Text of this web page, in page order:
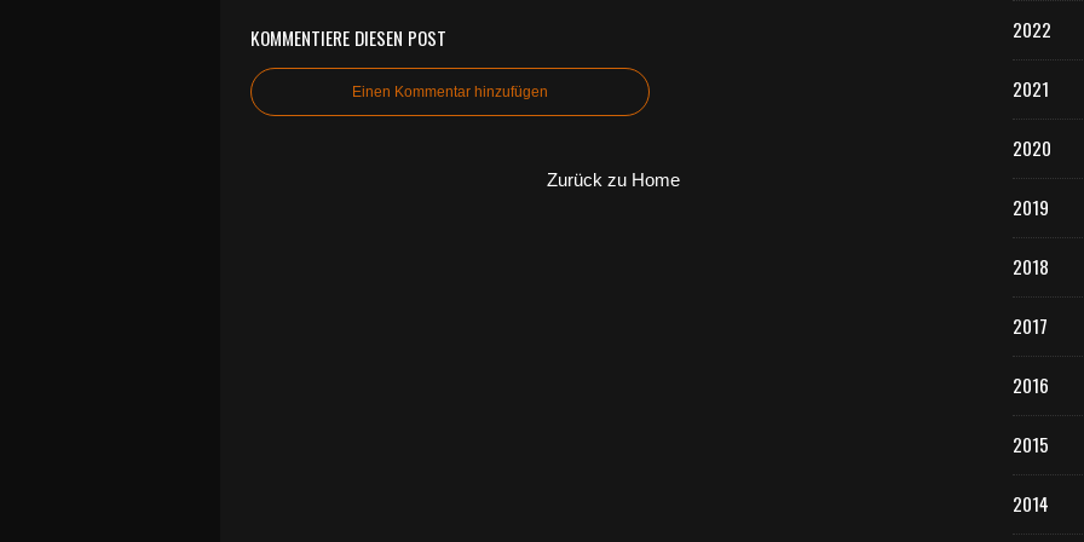
KOMMENTIERE DIESEN POST
Einen Kommentar hinzufügen
Zurück zu Home
2022
2021
2020
2019
2018
2017
2016
2015
2014